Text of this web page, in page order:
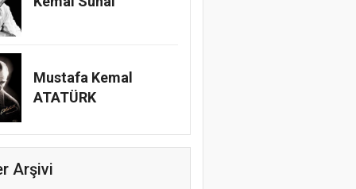
Mustafa Kemal
ATATÜRK
Arşivi